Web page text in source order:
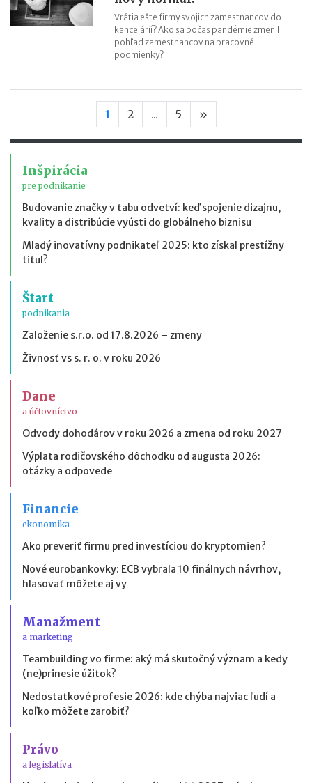
Vrátia ešte firmy svojich zamestnancov do
kancelárií? Ako sa počas pandémie zmenil
pohľad zamestnancov na pracovné
podmienky?
1 2 ... 5 »Nasledujúca
Inšpirácia
pre podnikanie
Budovanie značky v tabu odvetví: keď spojenie dizajnu,
kvality a distribúcie vyústi do globálneho biznisu
Mladý inovatívny podnikateľ 2025: kto získal prestížny
titul?
Štart
podnikania
Založenie s.r.o. od 17.8.2026 – zmeny
Živnosť vs s. r. o. v roku 2026
Dane
a účtovníctvo
Odvody dohodárov v roku 2026 a zmena od roku 2027
Výplata rodičovského dôchodku od augusta 2026:
otázky a odpovede
Financie
ekonomika
Ako preveriť firmu pred investíciou do kryptomien?
Nové eurobankovky: ECB vybrala 10 finálnych návrhov,
hlasovať môžete aj vy
Manažment
a marketing
Teambuilding vo firme: aký má skutočný význam a kedy
(ne)prinesie úžitok?
Nedostatkové profesie 2026: kde chýba najviac ľudí a
koľko môžete zarobiť?
Právo
a legislatíva